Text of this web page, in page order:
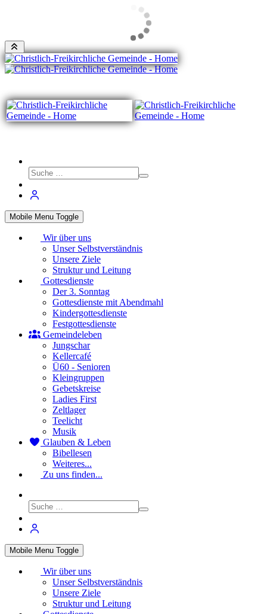
Mobile Menu Toggle
Wir über uns
Unser Selbstverständnis
Unsere Ziele
Struktur und Leitung
Gottesdienste
Der 3. Sonntag
Gottesdienste mit Abendmahl
Kindergottesdienste
Festgottesdienste
Gemeindeleben
Jungschar
Kellercafé
Ü60 - Senioren
Kleingruppen
Gebetskreise
Ladies First
Zeltlager
Teelicht
Musik
Glauben & Leben
Bibellesen
Weiteres...
Zu uns finden...
Mobile Menu Toggle
Wir über uns
Unser Selbstverständnis
Unsere Ziele
Struktur und Leitung